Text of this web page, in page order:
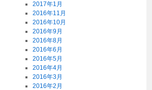
2017年1月
2016年11月
2016年10月
2016年9月
2016年8月
2016年6月
2016年5月
2016年4月
2016年3月
2016年2月